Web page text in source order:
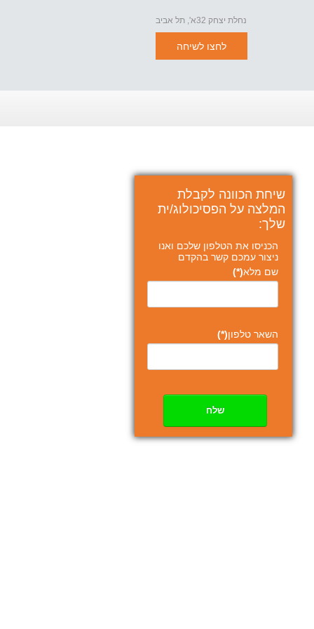
נחלת יצחק 32א', תל אביב
לחצו לשיחה
שיחת הכוונה לקבלת
המלצה על הפסיכולוג/ית
שלך:
הכניסו את הטלפון שלכם ואנו
ניצור עמכם קשר בהקדם
שם מלא(*)
השאר טלפון(*)
שלח